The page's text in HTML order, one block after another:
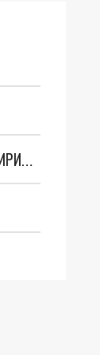
СТРОИТЕЛИ СКОРОСТНОГО ТРАМВАЯ В РОСТОВЕ СОХРАНЯТ УНИКАЛЬНУЮ ДЛЯ РОССИИ ШИРИНУ ПУТЕЙ